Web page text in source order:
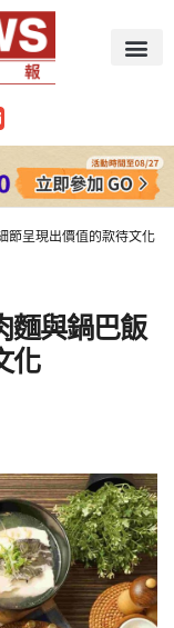
節呈現出價值的款待文化
麵與鍋巴飯
化